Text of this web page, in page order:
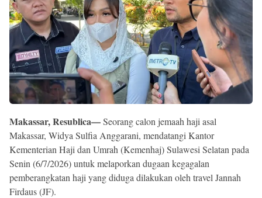
Makassar, Resublica—Seorang calon jemaah haji asal
Makassar, Widya Sulfia Anggarani, mendatangi Kantor
Kementerian Haji dan Umrah (Kemenhaj) Sulawesi Selatan pada
Senin (6/7/2026) untuk melaporkan dugaan kegagalan
pemberangkatan haji yang diduga dilakukan oleh travel Jannah
Firdaus (JF).